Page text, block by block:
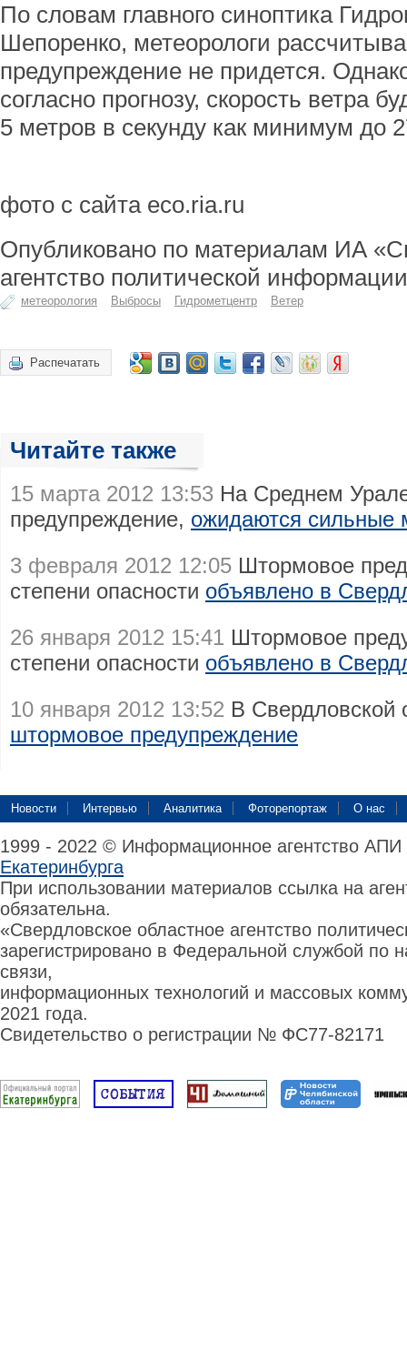
По словам главного синоптика
Шепоренко, метеорологи
предупреждение не придется.
согласно прогнозу, скорость ветра
5 метров в секунду как минимум до
фото с сайта eco.ria.ru
Опубликовано по материалам ИА
агентство политической
метеорология Выбросы Гидрометцентр Ветер
Распечатать
Читайте также
15 марта 2012 13:53 На Среднем
предупреждение, ожидаются сильные
3 февраля 2012 12:05 Штормовое
степени опасности объявлено в
26 января 2012 15:41 Штормовое
степени опасности объявлено в
10 января 2012 13:52 В Свердловской
штормовое предупреждение
Новости Интервью Аналитика Фоторепортаж О нас
1999 - 2022 © Информационное агентство
Екатеринбурга
При использовании материалов ссылка на
обязательна.
«Свердловское областное агентство
зарегистрировано в Федеральной службой по
связи,
информационных технологий и массовых
2021 года.
Свидетельство о регистрации № ФС77-82171